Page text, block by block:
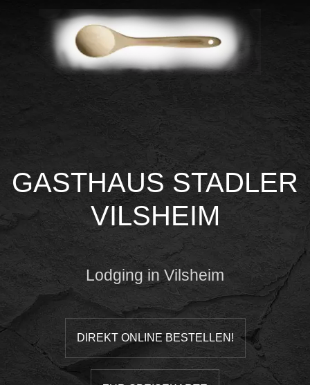
GASTHAUS STADLER
VILSHEIM
Lodging in Vilsheim
DIREKT ONLINE BESTELLEN!